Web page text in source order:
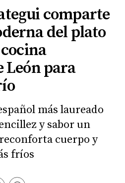
comparte
del plato
para
más laureado
y sabor un
cuerpo y
fríos